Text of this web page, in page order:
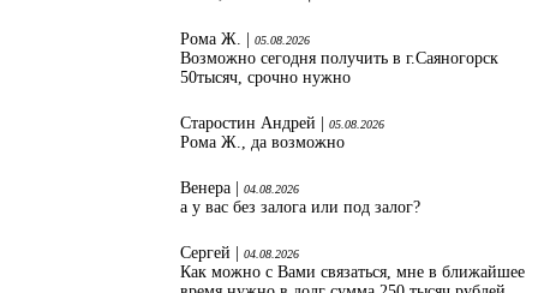
Рома Ж. | 05.08.2026
Возможно сегодня получить в г.Саяногорск
50тысяч, срочно нужно
Старостин Андрей | 05.08.2026
Рома Ж., да возможно
Венера | 04.08.2026
а у вас без залога или под залог?
Сергей | 04.08.2026
Как можно с Вами связаться, мне в ближайшее